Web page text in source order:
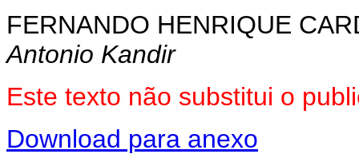
FERNANDO HENRIQUE
Antonio Kandir
Este texto não substitui o
Download para anexo